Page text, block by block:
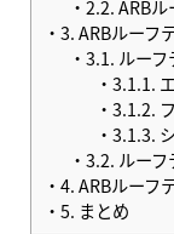
2.2.ARBル
3.ARBルーフ
3.1. ルー
3.1.1.
3.1.2.
3.1.3.
3.2. ルー
4.ARBルーフ
5. まとめ